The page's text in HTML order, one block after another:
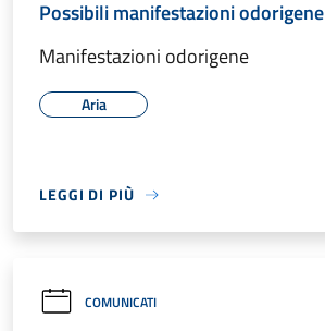
Possibili manifestazioni odorigene
Manifestazioni odorigene
Aria
LEGGI DI PIÙ
COMUNICATI